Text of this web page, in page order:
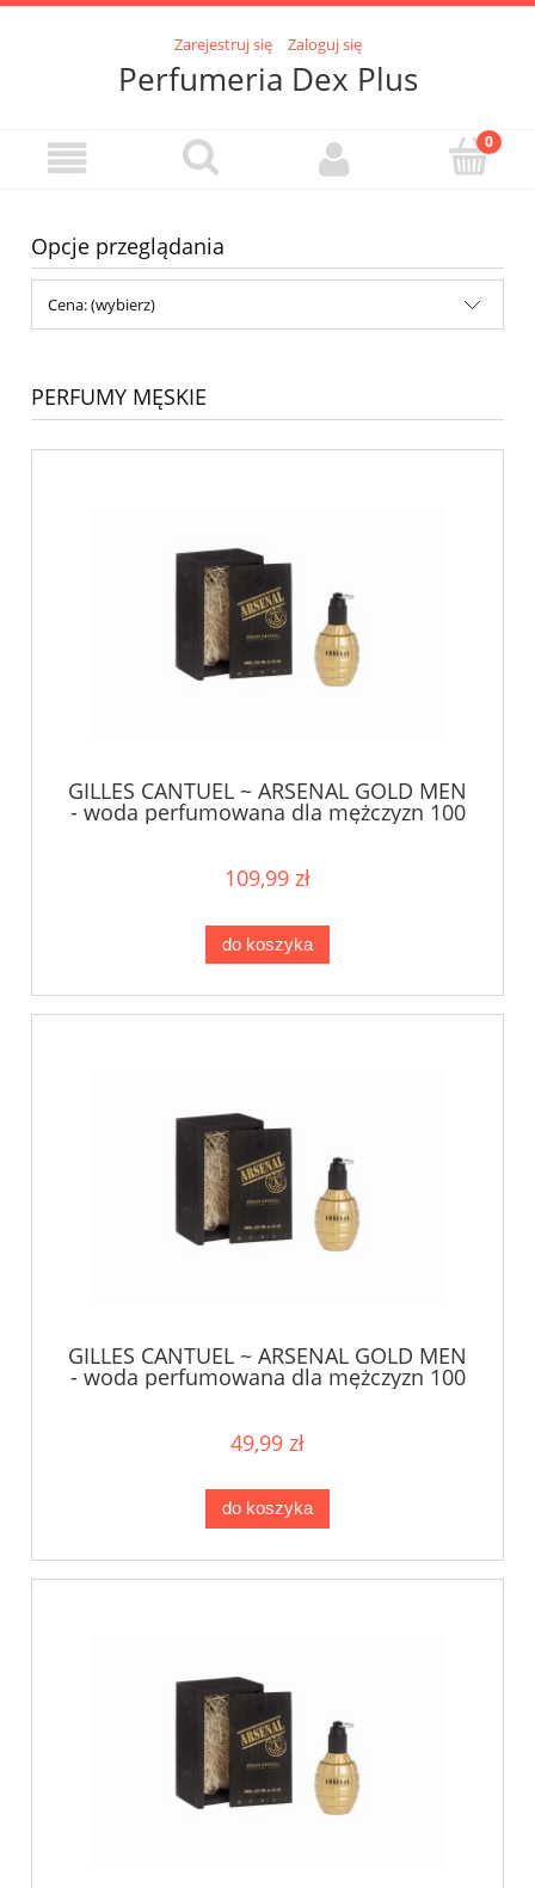
Zarejestruj się Zaloguj się
Perfumeria Dex Plus
Opcje przeglądania
Cena: (wybierz)
PERFUMY MĘSKIE
GILLES CANTUEL ~ ARSENAL GOLD MEN
- woda perfumowana dla mężczyzn 100
109,99 zł
do koszyka
GILLES CANTUEL ~ ARSENAL GOLD MEN
- woda perfumowana dla mężczyzn 100
49,99 zł
do koszyka